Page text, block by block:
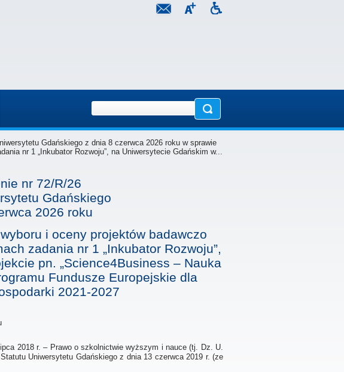
Gdańskiego z dnia 8 czerwca 2026 roku w sprawie
nr 1 „Inkubator Rozwoju”, na Uniwersytecie Gdańskim w...
nr 72/R/26
Gdańskiego
2026 roku
i oceny projektów badawczo
zadania nr 1 „Inkubator Rozwoju”,
pn. „Science4Business – Nauka
Fundusze Europejskie dla
2021-2027
2018 r. – Prawo o szkolnictwie wyższym i nauce (tj. Dz. U.
Uniwersytetu Gdańskiego z dnia 13 czerwca 2019 r. (ze